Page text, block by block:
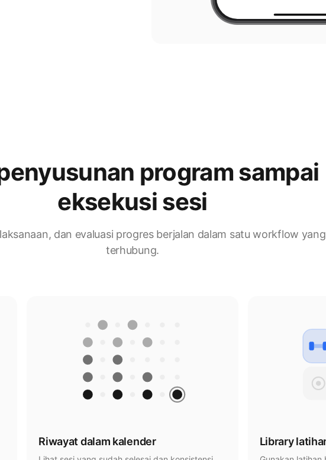
program sampai
eksekusi sesi
dan evaluasi progres berjalan dalam satu workflow yang
terhubung.
Riwayat dalam kalender Library